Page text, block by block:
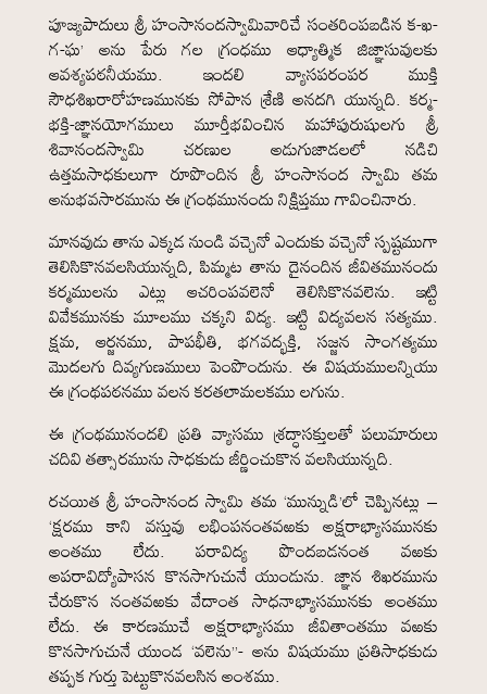
పూజ్యపాదులు శ్రీ హంసానందస్వామివారిచే సంతరింపబడిన క-ఖ-
గ-ఘ’ అను పేరు గల గ్రంధము ఆధ్యాత్మిక జిజ్ఞాసువులకు
ఆవశ్యపఠనీయము. ఇందలి వ్యాసపరంపర ముక్తి
సౌధశిఖరారోహణమునకు సోపాన శ్రేణి అనదగి యున్నది. కర్మ-
భక్తి-జ్ఞానయోగములు మూర్తీభవించిన మహాపురుషులగు శ్రీ
శివానందస్వామి చరణుల అడుగుజాడలలో నడిచి
ఉత్తమసాధకులుగా రూపొందిన శ్రీ హంసానంద స్వామి తమ
అనుభవసారమును ఈ గ్రంథమునందు నిక్షిప్తము గావించినారు.
మానవుడు తాను ఎక్కడ నుండి వచ్చెనో ఎందుకు వచ్చెనో స్పష్టముగా
తెలిసికొనవలసియున్నది, పిమ్మట తాను దైనందిన జీవితమునందు
కర్మములను ఎట్లు ఆచరింపవలెనో తెలిసికొనవలెను. ఇట్టి
వివేకమునకు మూలము చక్కని విద్య. ఇట్టి విద్యవలన సత్యము.
క్షమ, ఆర్జనము, పాపభీతి, భగవద్భక్తి, సజ్జన సాంగత్యము
మొదలగు దివ్యగుణములు పెంపొందును. ఈ విషయములన్నియు
ఈ గ్రంథపఠనము వలన కరతలామలకము లగును.
ఈ గ్రంథమునందలి ప్రతి వ్యాసము శ్రద్ధాసక్తులతో పలుమారులు
చదివి తత్సారమును సాధకుడు జీర్ణించుకొన వలసియున్నది.
రచయిత శ్రీ హంసానంద స్వామి తమ ‘మున్నుడి’లో చెప్పినట్లు –
‘క్షరము కాని వస్తువు లభింపనంతవఱకు అక్షరాభ్యాసమునకు
అంతము లేదు. పరావిద్య పొందబడనంత వఱకు
అపరావిద్యోపాసన కొనసాగుచునే యుండును. జ్ఞాన శిఖరమును
చేరుకొన నంతవఱకు వేదాంత సాధనాభ్యాసమునకు అంతము
లేదు. ఈ కారణముచే అక్షరాభ్యాసము జీవితాంతము వఱకు
కొనసాగుచునే యుండ ‘వలెను”- అను విషయము ప్రతిసాధకుడు
తప్పక గుర్తు పెట్టుకొనవలసిన అంశము.